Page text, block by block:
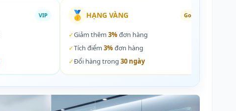
VIP 🥇 HẠNG VÀNG Gold
✓Giảm thêm 3%đơn hàng
✓Tích điểm 3%đơn hàng
✓Đổi hàng trong 30 ngày